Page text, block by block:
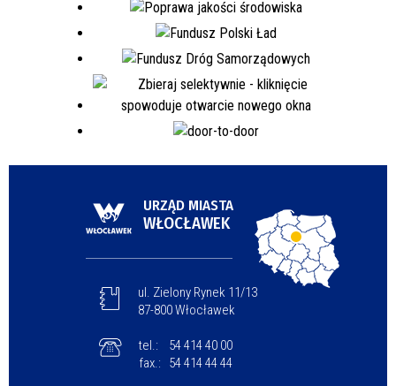
URZĄD MIASTA
WŁOCŁAWEK
ul. Zielony Rynek 11/13
87-800 Włocławek
tel.:
54 414 40 00
fax.:
54 414 44 44